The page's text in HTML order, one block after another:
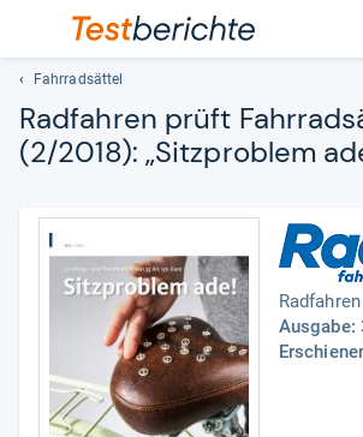
Fahrradsättel
Rad­fah­ren prüft
(2/2018): „Sitz­pro­blem
Radfahren
Ausgabe: